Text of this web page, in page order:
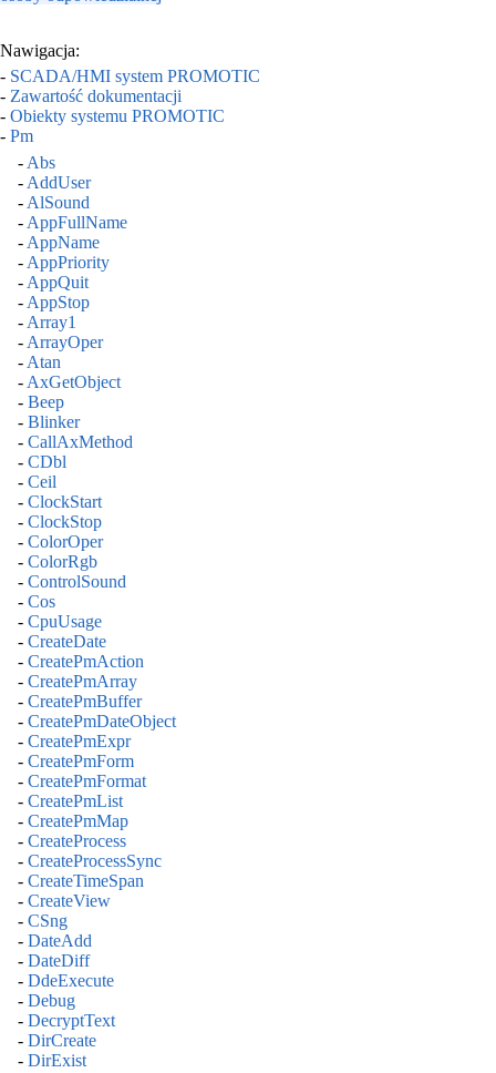
Nawigacja:
- SCADA/HMI system PROMOTIC
- Zawartość dokumentacji
- Obiekty systemu PROMOTIC
- Pm
- Abs
- AddUser
- AlSound
- AppFullName
- AppName
- AppPriority
- AppQuit
- AppStop
- Array1
- ArrayOper
- Atan
- AxGetObject
- Beep
- Blinker
- CallAxMethod
- CDbl
- Ceil
- ClockStart
- ClockStop
- ColorOper
- ColorRgb
- ControlSound
- Cos
- CpuUsage
- CreateDate
- CreatePmAction
- CreatePmArray
- CreatePmBuffer
- CreatePmDateObject
- CreatePmExpr
- CreatePmForm
- CreatePmFormat
- CreatePmList
- CreatePmMap
- CreateProcess
- CreateProcessSync
- CreateTimeSpan
- CreateView
- CSng
- DateAdd
- DateDiff
- DdeExecute
- Debug
- DecryptText
- DirCreate
- DirExist